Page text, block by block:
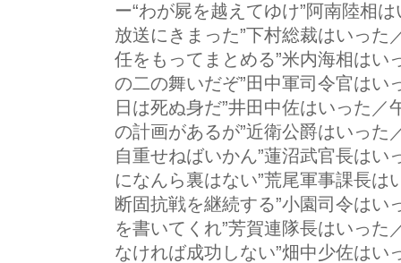
ー“わが屍を越えてゆけ”阿南陸相
放送にきまった”下村総裁はいった
任をもってまとめる”米内海相はい
の二の舞いだぞ”田中軍司令官はい
日は死ぬ身だ”井田中佐はいった
の計画があるが”近衛公爵はいった
自重せねばいかん”蓮沼武官長はい
になんら裏はない”荒尾軍事課長は
断固抗戦を継続する”小園司令はい
を書いてくれ”芳賀連隊長はいった
なければ成功しない”畑中少佐はい